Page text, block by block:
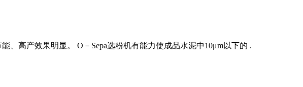
、高产效果明显。 O－Sepa选粉机有能力使成品水泥中10μm以下的 .